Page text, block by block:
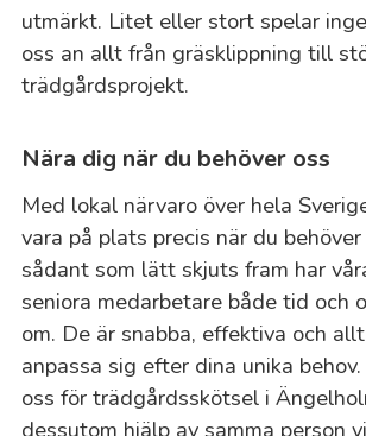
utmärkt. Litet eller stort spelar
oss an allt från gräsklippning till
trädgårdsprojekt.
Nära dig när du behöver oss
Med lokal närvaro över hela
vara på plats precis när du
sådant som lätt skjuts fram har
seniora medarbetare både tid och
om. De är snabba, effektiva och
anpassa sig efter dina unika
oss för trädgårdsskötsel i
dessutom hjälp av samma person